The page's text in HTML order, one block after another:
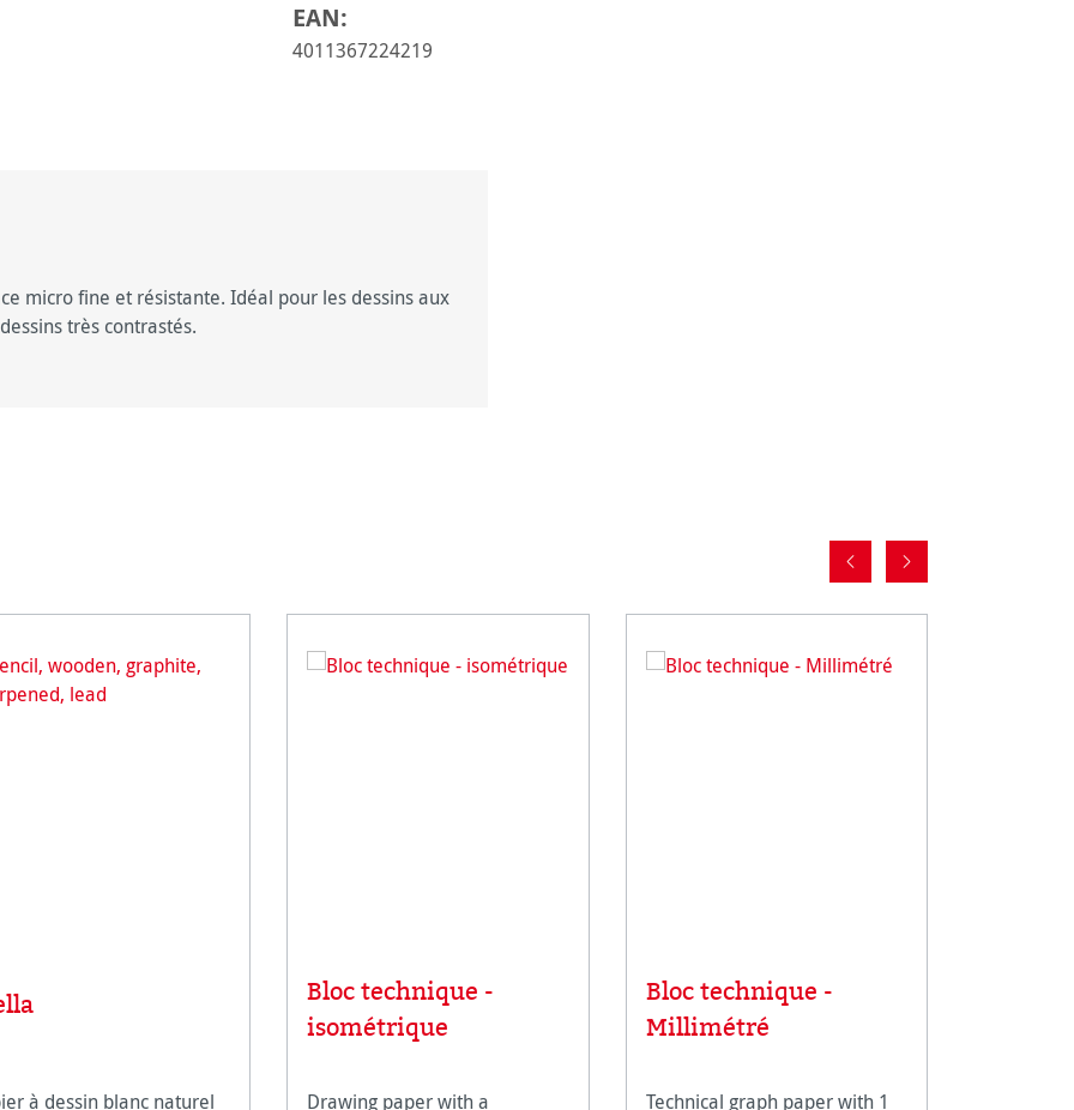
EAN:
4011367224219
micro fine et résistante. Idéal pour les dessins aux
très contrastés.
à dessin blanc naturel
Bloc technique -
isométrique
Drawing paper with a
Bloc technique -
Millimétré
Technical graph paper with 1